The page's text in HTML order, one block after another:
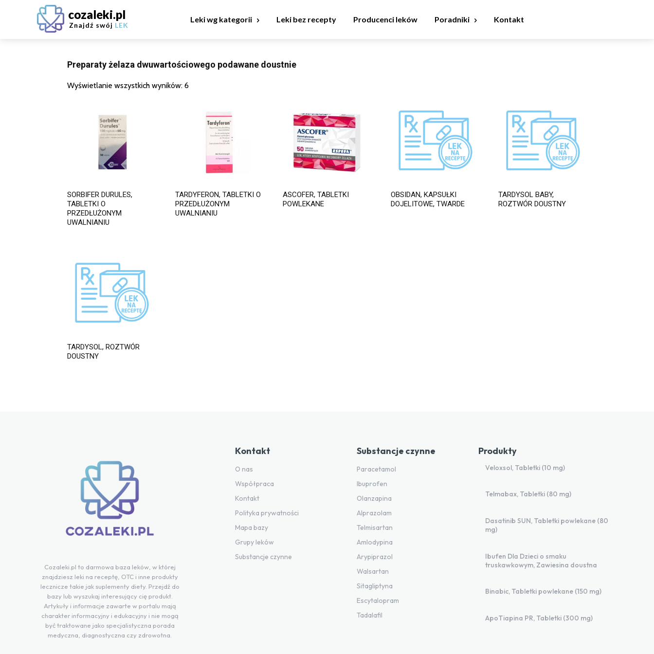
cozaleki.pl
Znajdź swój LEK
Leki wg kategorii Leki bez recepty Producenci leków Poradniki Kontakt
Preparaty żelaza dwuwartościowego podawane doustnie
Wyświetlanie wszystkich wyników: 6
SORBIFER DURULES,
TABLETKI O
PRZEDŁUŻONYM
UWALNIANIU
TARDYFERON, TABLETKI O
PRZEDŁUŻONYM
UWALNIANIU
ASCOFER, TABLETKI
POWLEKANE
OBSIDAN, KAPSUŁKI
DOJELITOWE, TWARDE
TARDYSOL BABY,
ROZTWÓR DOUSTNY
TARDYSOL, ROZTWÓR
DOUSTNY
Cozaleki.pl to darmowa baza leków, w której
znajdziesz leki na receptę, OTC i inne produkty
lecznicze takie jak suplementy diety. Przejdź do
bazy lub wyszukaj interesujący cię produkt.
Artykuły i informacje zawarte w portalu mają
charakter informacyjny i edukacyjny i nie mogą
być traktowane jako specjalistyczna porada
medyczna, diagnostyczna czy zdrowotna.
Kontakt
O nas
Współpraca
Kontakt
Polityka prywatności
Mapa bazy
Grupy leków
Substancje czynne
Substancje czynne
Paracetamol
Ibuprofen
Olanzapina
Alprazolam
Telmisartan
Amlodypina
Arypiprazol
Walsartan
Sitagliptyna
Escytalopram
Tadalafil
Produkty
Veloxsol, Tabletki (10 mg)
Telmabax, Tabletki (80 mg)
Dasatinib SUN, Tabletki powlekane (80
mg)
Ibufen Dla Dzieci o smaku
truskawkowym, Zawiesina doustna
Binabic, Tabletki powlekane (150 mg)
ApoTiapina PR, Tabletki (300 mg)